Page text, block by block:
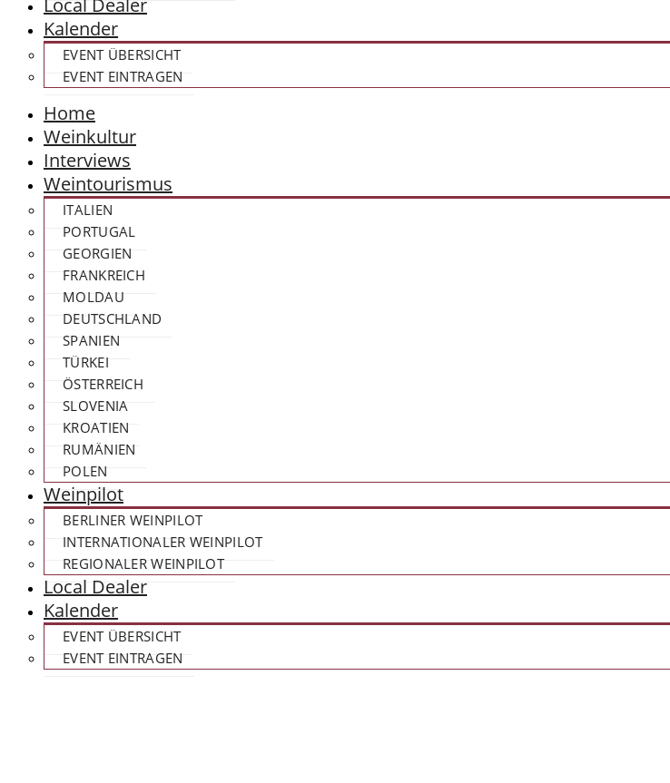
Local Dealer
Kalender
EVENT ÜBERSICHT
EVENT EINTRAGEN
Home
Weinkultur
Interviews
Weintourismus
ITALIEN
PORTUGAL
GEORGIEN
FRANKREICH
MOLDAU
DEUTSCHLAND
SPANIEN
TÜRKEI
ÖSTERREICH
SLOVENIA
KROATIEN
RUMÄNIEN
POLEN
Weinpilot
BERLINER WEINPILOT
INTERNATIONALER WEINPILOT
REGIONALER WEINPILOT
Local Dealer
Kalender
EVENT ÜBERSICHT
EVENT EINTRAGEN